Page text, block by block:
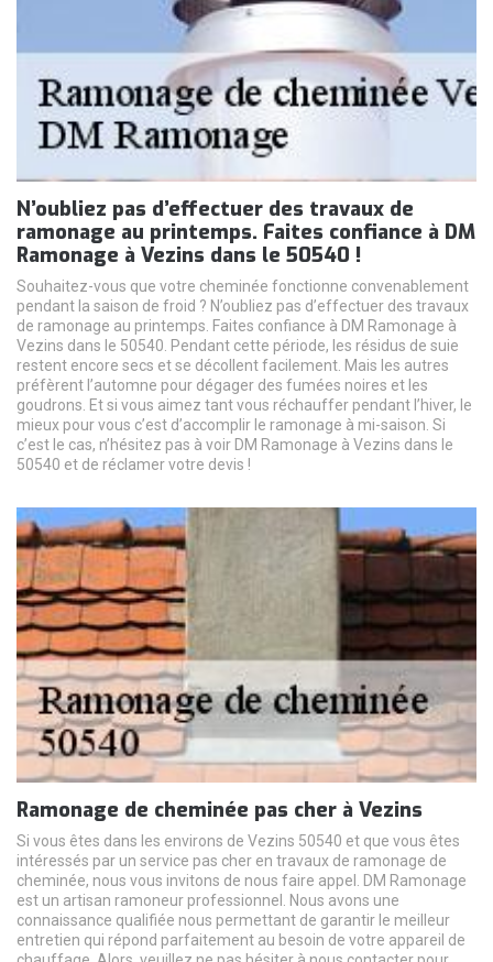
N’oubliez pas d’effectuer des travaux de
ramonage au printemps. Faites confiance à DM
Ramonage à Vezins dans le 50540 !
Souhaitez-vous que votre cheminée fonctionne convenablement
pendant la saison de froid ? N’oubliez pas d’effectuer des travaux
de ramonage au printemps. Faites confiance à DM Ramonage à
Vezins dans le 50540. Pendant cette période, les résidus de suie
restent encore secs et se décollent facilement. Mais les autres
préfèrent l’automne pour dégager des fumées noires et les
goudrons. Et si vous aimez tant vous réchauffer pendant l’hiver, le
mieux pour vous c’est d’accomplir le ramonage à mi-saison. Si
c’est le cas, n’hésitez pas à voir DM Ramonage à Vezins dans le
50540 et de réclamer votre devis !
Ramonage de cheminée pas cher à Vezins
Si vous êtes dans les environs de Vezins 50540 et que vous êtes
intéressés par un service pas cher en travaux de ramonage de
cheminée, nous vous invitons de nous faire appel. DM Ramonage
est un artisan ramoneur professionnel. Nous avons une
connaissance qualifiée nous permettant de garantir le meilleur
entretien qui répond parfaitement au besoin de votre appareil de